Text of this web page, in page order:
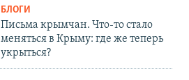
БЛОГИ
Письма крымчан. Что-то стало
меняться в Крыму: где же теперь
укрыться?